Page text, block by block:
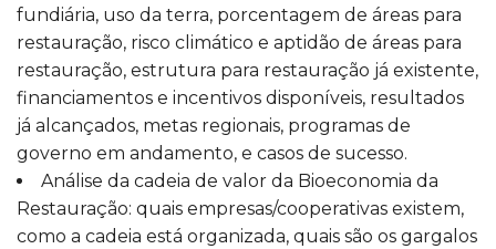
fundiária, uso da terra, porcentagem de áreas para
restauração, risco climático e aptidão de áreas para
restauração, estrutura para restauração já existente,
financiamentos e incentivos disponíveis, resultados
já alcançados, metas regionais, programas de
governo em andamento, e casos de sucesso.
Análise da cadeia de valor da Bioeconomia da
Restauração: quais empresas/cooperativas existem,
como a cadeia está organizada, quais são os gargalos